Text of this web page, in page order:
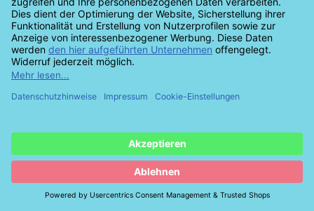
* Alle Preise inkl. gesetzlicher USt., zzgl.Versand
© mgs-owl Messgeräte Service UG (haftungsbeschränkt)
Besucherzähler: 959339
Powered by JTL-Shop